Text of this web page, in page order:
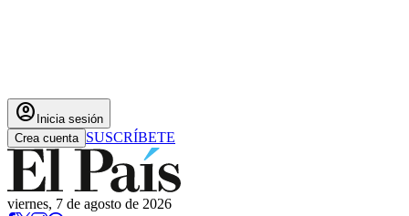
account_circle Inicia sesión
Crea cuenta SUSCRÍBETE
viernes, 7 de agosto de 2026